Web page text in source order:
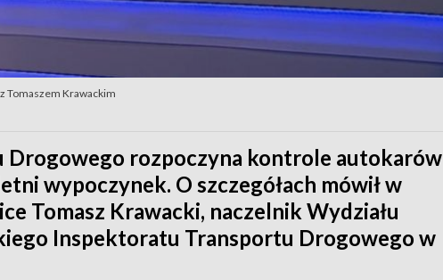
Tomaszem Krawackim
Drogowego rozpoczyna kontrole autokarów
wypoczynek. O szczegółach mówił w
Tomasz Krawacki, naczelnik Wydziału
Inspektoratu Transportu Drogowego w